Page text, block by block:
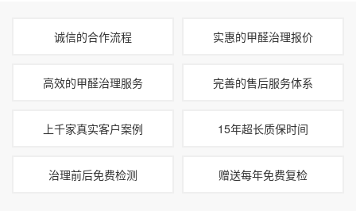
诚信的合作流程 实惠的甲醛治理报价
高效的甲醛治理服务 完善的售后服务体系
上千家真实客户案例 15年超长质保时间
治理前后免费检测 赠送每年免费复检